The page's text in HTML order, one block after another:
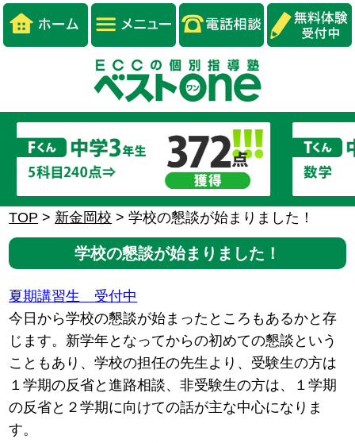
TOP > 新金岡校 >学校の懇談が始まりました！
学校の懇談が始まりました！
夏期講習生 受付中
今日から学校の懇談が始まったところもあるかと存
じます。新学年となってからの初めての懇談という
こともあり、学校の担任の先生より、受験生の方は
１学期の反省と進路相談、非受験生の方は、１学期
の反省と２学期に向けての話が主な中心になりま
す。